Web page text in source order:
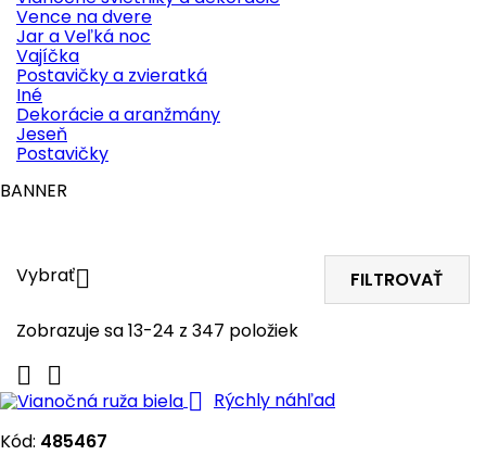
Vence na dvere
Jar a Veľká noc
Vajíčka
Postavičky a zvieratká
Iné
Dekorácie a aranžmány
Jeseň
Postavičky
BANNER
Vybrať FILTROVAŤ
Zobrazuje sa 13-24 z 347 položiek


 Rýchly náhľad
Kód: 485467